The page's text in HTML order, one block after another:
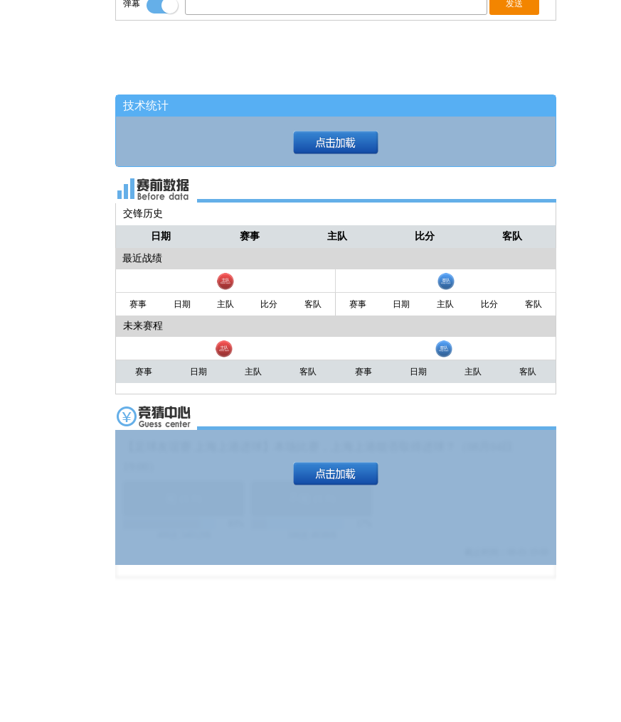
茂茂 篮板！祖巴茨碰出界的！！ 第4节
茂茂 哈登右路突破！
弹幕
技术统计
交锋历史
日期 赛事 主队 比分 客队
最近战绩
赛事 日期 主队 比分 客队 赛事 日期 主队 比分 客队
未来赛程
赛事 日期 主队 客队 赛事 日期 主队 客队